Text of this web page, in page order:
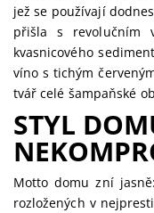
jež se používají
přišla s revolučním
kvasnicového
víno s tichým
tvář celé šampaňské
STYL
Motto domu zní jasně:
rozložených v